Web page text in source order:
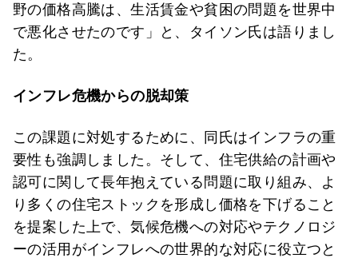
野の価格高騰は、生活賃金や貧困の問題を世界中
で悪化させたのです」と、タイソン氏は語りまし
た。
インフレ危機からの脱却策
この課題に対処するために、同氏はインフラの重
要性も強調しました。そして、住宅供給の計画や
認可に関して長年抱えている問題に取り組み、よ
り多くの住宅ストックを形成し価格を下げること
を提案した上で、気候危機への対応やテクノロジ
ーの活用がインフレへの世界的な対応に役立つと